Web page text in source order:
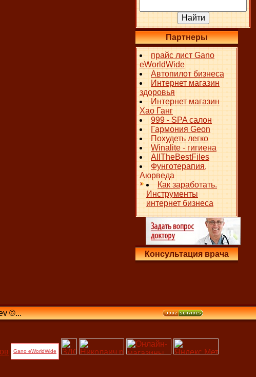
Партнеры
прайс лист Gano
eWorldWide
Автопилот бизнеса
Интернет магазин
здоровья
Интернет магазин
Хао Ганг
999 - SPA салон
Гармония Geon
Похудеть легко
Winalite - гигиена
AllTheBestFiles
Фунготерапия,
Аюрведа
Как заработать.
Инструменты
интернет бизнеса
Консультация врача
©...
Gano eWorldWide